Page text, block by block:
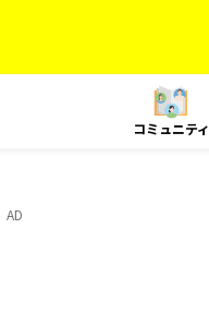
コミュニティ
AD